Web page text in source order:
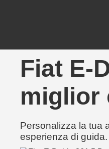
Fiat E-
miglior
Personalizza la tua
esperienza di guida.